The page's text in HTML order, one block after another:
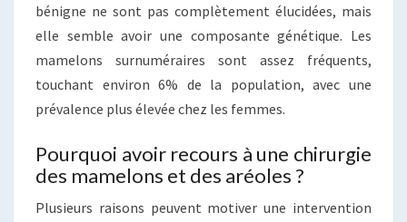
bénigne ne sont pas complètement élucidées, mais
elle semble avoir une composante génétique. Les
mamelons surnuméraires sont assez fréquents,
touchant environ 6% de la population, avec une
prévalence plus élevée chez les femmes.
Pourquoi avoir recours à une chirurgie
des mamelons et des aréoles ?
Plusieurs raisons peuvent motiver une intervention